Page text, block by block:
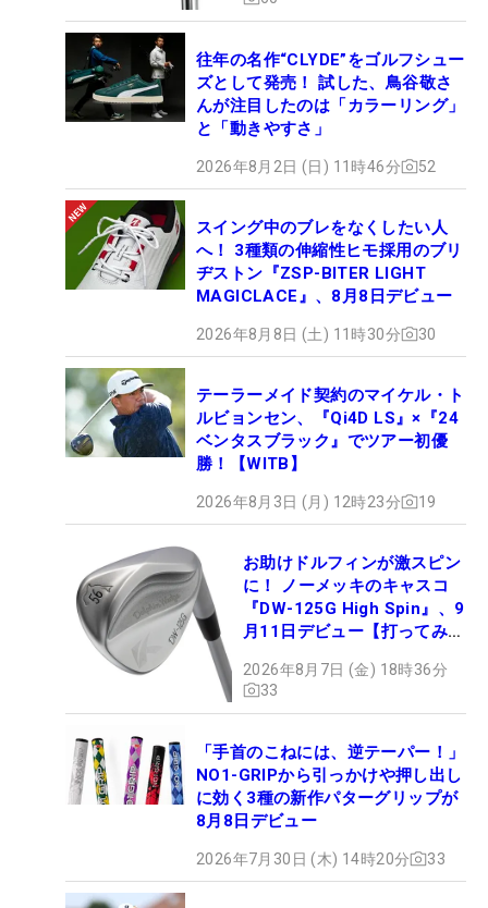
往年の名作“CLYDE”をゴルフシュー
ズとして発売！ 試した、鳥谷敬さ
んが注目したのは「カラーリング」
と「動きやすさ」
2026年8月2日 (日) 11時46分 52
スイング中のブレをなくしたい人
へ！ 3種類の伸縮性ヒモ採用のブリ
ヂストン『ZSP-BITER LIGHT
MAGICLACE』、8月8日デビュー
2026年8月8日 (土) 11時30分 30
テーラーメイド契約のマイケル・ト
ルビョンセン、『Qi4D LS』×『24
ベンタスブラック』でツアー初優
勝！【WITB】
2026年8月3日 (月) 12時23分 19
お助けドルフィンが激スピン
に！ ノーメッキのキャスコ
『DW-125G High Spin』、9
月11日デビュー【打ってみ
2026年8月7日 (金) 18時36分
33
「手首のこねには、逆テーパー！」
NO1-GRIPから引っかけや押し出し
に効く3種の新作パターグリップが
8月8日デビュー
2026年7月30日 (木) 14時20分 33